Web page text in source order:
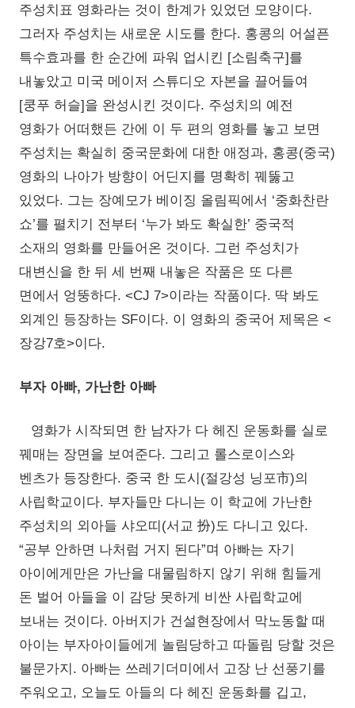
주성치표 영화라는 것이 한계가 있었던 모양이다.
그러자 주성치는 새로운 시도를 한다. 홍콩의 어설픈
특수효과를 한 순간에 파워 업시킨 [소림축구]를
내놓았고 미국 메이저 스튜디오 자본을 끌어들여
[쿵푸 허슬]을 완성시킨 것이다. 주성치의 예전
영화가 어떠했든 간에 이 두 편의 영화를 놓고 보면
주성치는 확실히 중국문화에 대한 애정과, 홍콩(중국)
영화의 나아가 방향이 어딘지를 명확히 꿰뚫고
있었다. 그는 장예모가 베이징 올림픽에서 ‘중화찬란
쇼’를 펼치기 전부터 ‘누가 봐도 확실한’ 중국적
소재의 영화를 만들어온 것이다. 그런 주성치가
대변신을 한 뒤 세 번째 내놓은 작품은 또 다른
면에서 엉뚱하다. <CJ 7>이라는 작품이다. 딱 봐도
외계인 등장하는 SF이다. 이 영화의 중국어 제목은 <
장강7호>이다.
부자 아빠, 가난한 아빠
영화가 시작되면 한 남자가 다 헤진 운동화를 실로
꿰매는 장면을 보여준다. 그리고 롤스로이스와
벤츠가 등장한다. 중국 한 도시(절강성 닝포市)의
사립학교이다. 부자들만 다니는 이 학교에 가난한
주성치의 외아들 샤오띠(서교 扮)도 다니고 있다.
“공부 안하면 나처럼 거지 된다”며 아빠는 자기
아이에게만은 가난을 대물림하지 않기 위해 힘들게
돈 벌어 아들을 이 감당 못하게 비싼 사립학교에
보내는 것이다. 아버지가 건설현장에서 막노동할 때
아이는 부자아이들에게 놀림당하고 따돌림 당할 것은
불문가지. 아빠는 쓰레기더미에서 고장 난 선풍기를
주워오고, 오늘도 아들의 다 헤진 운동화를 깁고,